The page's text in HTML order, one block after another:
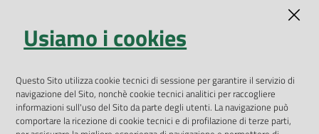
Open Data
App Arpav
Rapporti regionali annuali
Le Infografiche
Usiamo i cookies
Questo Sito utilizza cookie tecnici di sessione per garantire il servizio di
navigazione del Sito, nonchè cookie tecnici analitici per raccogliere
informazioni sull'uso del Sito da parte degli utenti. La navigazione può
comportare la ricezione di cookie tecnici e di profilazione di terze parti,